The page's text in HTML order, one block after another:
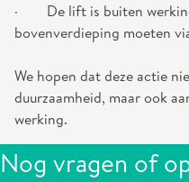
· De lift is buiten
bovenverdieping moeten
We hopen dat deze actie
duurzaamheid, maar ook
werking.
Nog vragen of